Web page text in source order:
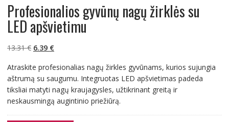
Profesionalios gyvūnų nagų žirklės su
LED apšvietimu
13.31€ Original
was:
13.31 €.
6.39 €Current
is:
6.39 €.
Atraskite profesionalias nagų žirkles gyvūnams, kurios sujungia
aštrumą su saugumu. Integruotas LED apšvietimas padeda
tiksliai matyti nagų kraujagysles, užtikrinant greitą ir
neskausmingą augintinio priežiūrą.